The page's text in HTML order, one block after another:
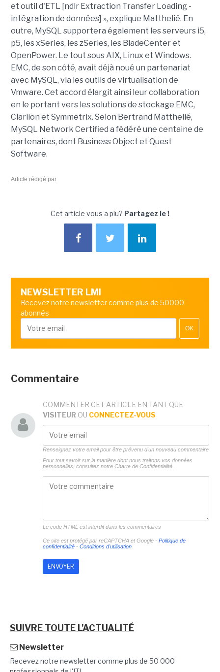
et outil d'ETL [ndlr Extraction Transfer Loading -
intégration de données] », explique Matthelié. En
outre, MySQL supportera également les serveurs i5,
p5, les xSeries, les zSeries, les BladeCenter et
OpenPower. Le tout sous AIX, Linux et Windows.
EMC, de son côté, avait déjà noué un partenariat
avec MySQL, via les outils de virtualisation de
Vmware. Cet accord élargit ainsi leur collaboration
en le portant vers les solutions de stockage EMC,
Clariion et Symmetrix. Selon Bertrand Matthelié,
MySQL Network Certified a fédéré une centaine de
partenaires, dont Business Object et Quest
Software.
Article rédigé par
Cet article vous a plu? Partagez le !
NEWSLETTER LMI
Recevez notre newsletter comme plus de 50000
abonnés
OK
Commentaire
COMMENTER CET ARTICLE EN TANT QUE
VISITEUR OU CONNECTEZ-VOUS
Renseignez votre email pour être prévenu d'un nouveau commentaire
Pour tout savoir sur la manière dont nous traitons vos données
personnelles, consultez notre Charte de Confidentialité.
Le code HTML est interdit dans les commentaires
Ce site est protégé par reCAPTCHA et Google - Politique de
confidentialité- Conditions d'utilisation
SUIVRE TOUTE L'ACTUALITÉ
Newsletter
Recevez notre newsletter comme plus de 50 000